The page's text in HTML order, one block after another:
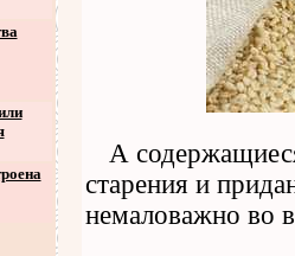
А
старения и
немаловажно во